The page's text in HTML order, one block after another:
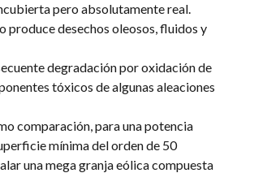
pero absolutamente real.
produce desechos oleosos, fluidos y
degradación por oxidación de
tóxicos de algunas aleaciones
comparación, para una potencia
mínima del orden de 50
una mega granja eólica compuesta